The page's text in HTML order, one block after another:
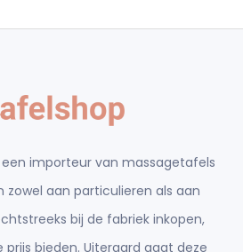
importeur van massagetafels
zowel aan particulieren als aan
bij de fabriek inkopen,
bieden. Uiteraard gaat deze